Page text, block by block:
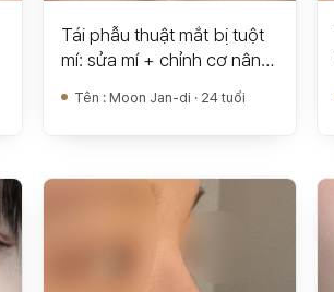
Tái phẫu thuật mắt bị tuột
mí: sửa mí + chỉnh cơ nâng
Tên : Moon Jan-di · 24 tuổi